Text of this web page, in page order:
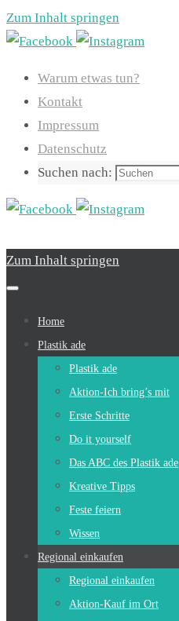
Zum Inhalt springen
Warum etwas tun?
Kontakt
Impressum
Datenschutz
Suchen nach:
Zum Inhalt springen
Home
Plastik ade
Plastik ade
Aktion-Ich bring’s mit
Erste Schritte
Do it yourself
Das ABC des Plastik ade
Kreative Tipps
Feste feiern
Wissen
Regional einkaufen
Regional einkaufen
Aktion-Kauf im Ort